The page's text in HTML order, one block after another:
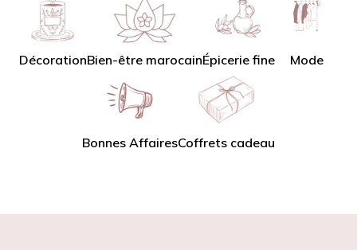
DécorationBien-être marocainÉpicerie fine Mode
Bonnes AffairesCoffrets cadeau